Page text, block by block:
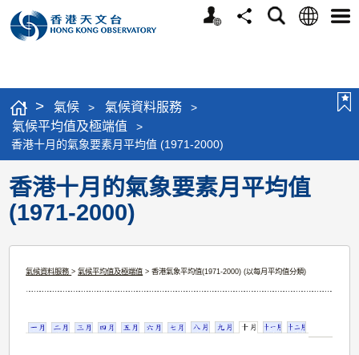
個
分
搜
語
選
> 氣候 > 氣候資料服務 >
氣候平均值及極端值
>
香港十月的氣象要素月平均值 (1971-2000)
香港十月的氣象要素月平均值
(1971-2000)
氣候資料服務>氣候平均值及極端值 > 香港氣象平均值(1971-2000) (以每月平均值分類)